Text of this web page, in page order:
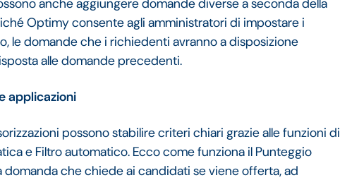
anche aggiungere domande diverse a seconda della
Optimy consente agli amministratori di impostare i
le domande che i richiedenti avranno a disposizione
alle domande precedenti.
applicazioni
possono stabilire criteri chiari grazie alle funzioni di
e Filtro automatico. Ecco come funziona il Punteggio
che chiede ai candidati se viene offerta, ad